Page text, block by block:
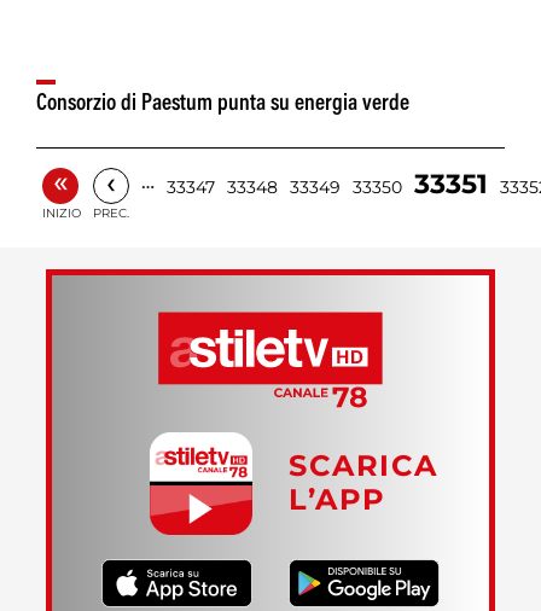
Consorzio di Paestum punta su energia verde
«
INIZIO
‹
PREC.
… 33347 33348 33349 33350 33351
SCARICA
L’APP